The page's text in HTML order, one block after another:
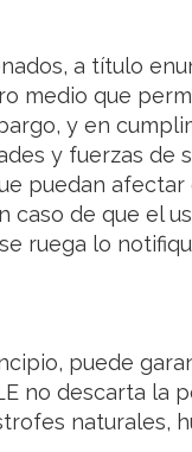
a título
medio que
y en
y fuerzas de
puedan
de que el
ruega lo
puede
no descarta la
naturales,